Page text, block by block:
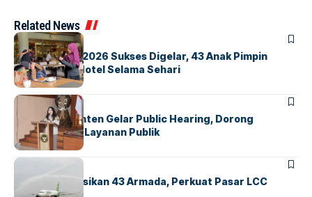
Related News
BERITAINDEX
GM For A Day 2026 Sukses Digelar, 43 Anak Pimpin
Operasional Hotel Selama Sehari
BANDARA BERITA
Karantina Banten Gelar Public Hearing, Dorong
Transparansi Layanan Publik
BANDARA
Citilink Operasikan 43 Armada, Perkuat Pasar LCC